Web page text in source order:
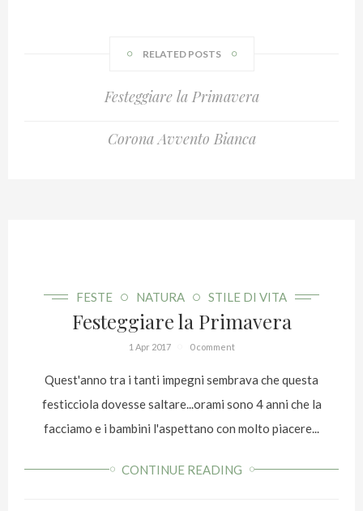
RELATED POSTS
Festeggiare la Primavera
Corona Avvento Bianca
FESTE NATURA STILE DI VITA
Festeggiare la Primavera
1 Apr 2017 0 comment
Quest'anno tra i tanti impegni sembrava che questa
festicciola dovesse saltare...orami sono 4 anni che la
facciamo e i bambini l'aspettano con molto piacere...
CONTINUE READING